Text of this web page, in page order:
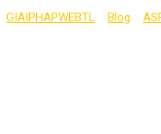
GIAIPHAPWEBTL Blog